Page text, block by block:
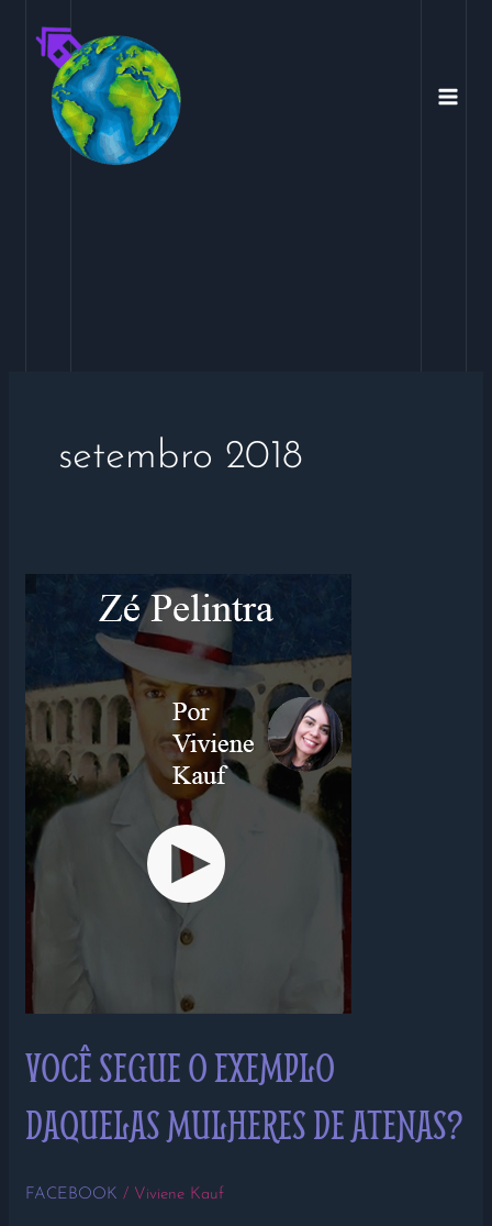
conteúdo
setembro 2018
VOCÊ SEGUE O EXEMPLO
DAQUELAS MULHERES DE ATENAS?
FACEBOOK / Viviene Kauf
EXEMPLO
DAQUELAS
MULHERES
DE
ATENAS?